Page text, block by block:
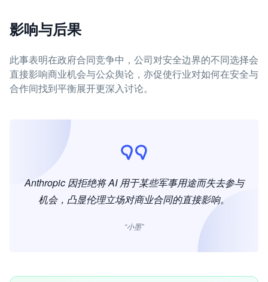
影响与后果
此事表明在政府合同竞争中，公司对安全边界的不同选择会
直接影响商业机会与公众舆论，亦促使行业对如何在安全与
合作间找到平衡展开更深入讨论。
Anthropic 因拒绝将 AI 用于某些军事用途而失去参与
机会，凸显伦理立场对商业合同的直接影响。
“小墨”